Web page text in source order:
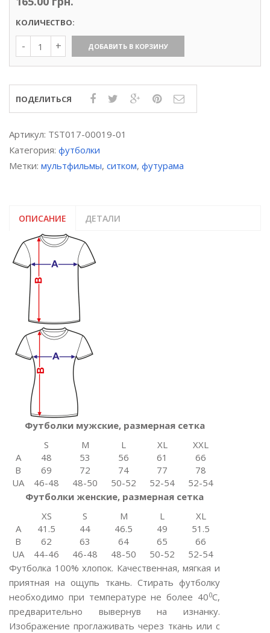
КОЛИЧЕСТВО:
Количество
Футболка
«Бендер.
термоперенос
ДОБАВИТЬ В КОРЗИНУ
ПОДЕЛИТЬСЯ
Артикул: TST017-00019-01
Категория: футболки
Метки: мультфильмы, ситком, футурама
ОПИСАНИЕ ДЕТАЛИ
Футболки мужские, размерная сетка
S
M L XL
XXL
A
48 53 56 61
66
B
69 72 74 77
78
UA
46-48 48-50 50-52 52-54
52-54
Футболки женские, размерная сетка
XS
S M L
XL
A
41.5 44 46.5 49
51.5
B
62 63 64 65
66
UA
44-46 46-48 48-50 50-52
52-54
Футболка 100% хлопок. Качественная, мягкая и
приятная на ощупь ткань. Стирать футболку
необходимо при температуре не более 400С,
предварительно вывернув на изнанку.
Изображение проглаживать через ткань или с